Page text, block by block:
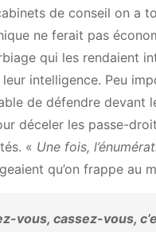
de conseil on a
ne ferait pas
qui les rendaient
intelligence. Peu
de défendre
déceler les passe-
« Une fois,
qu’on frappe au
vous, cassez-vous,